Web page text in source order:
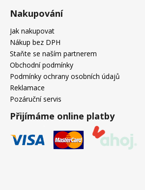
Nakupování
Jak nakupovat
Nákup bez DPH
Staňte se naším partnerem
Obchodní podmínky
Podmínky ochrany osobních údajů
Reklamace
Pozáruční servis
Přijímáme online platby